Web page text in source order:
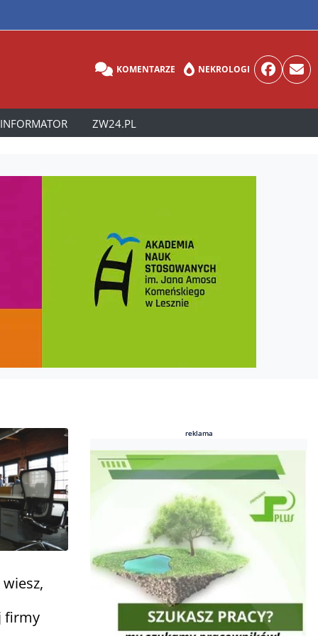
KOMENTARZE NEKROLOGI
INFORMATOR ZW24.PL
firmy
reklama
reklama